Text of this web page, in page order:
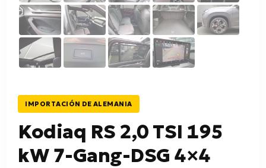
IMPORTACIÓN DE ALEMANIA
Kodiaq RS 2,0 TSI 195
kW 7-Gang-DSG 4×4